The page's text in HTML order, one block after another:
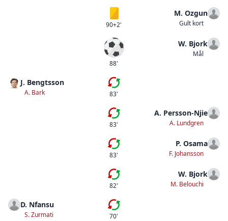
Gult kort
90+2'
M. Ozgun
Gult kort
Mål
88'
W. Bjork
Mål
J. Bengtsson
A. Bark
Femte bytet
83'
Femte bytet
83'
A. Persson-Njie
A. Lundgren
Fjärde bytet
83'
P. Osama
F. Johansson
Tredje bytet
82'
W. Bjork
M. Belouchi
D. Nfansu
S. Zurmati
Fjärde bytet
70'